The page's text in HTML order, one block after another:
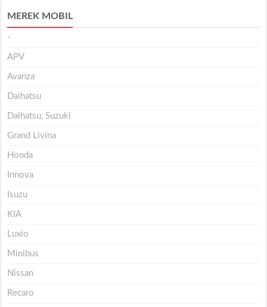
MEREK MOBIL
-
APV
Avanza
Daihatsu
Daihatsu, Suzuki
Grand Livina
Honda
Innova
Isuzu
KIA
Luxio
Minibus
Nissan
Recaro